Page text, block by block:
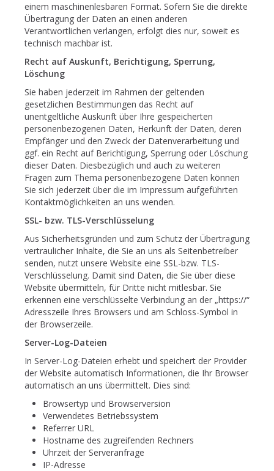
einem maschinenlesbaren Format. Sofern Sie die direkte
Übertragung der Daten an einen anderen
Verantwortlichen verlangen, erfolgt dies nur, soweit es
technisch machbar ist.
Recht auf Auskunft, Berichtigung, Sperrung,
Löschung
Sie haben jederzeit im Rahmen der geltenden
gesetzlichen Bestimmungen das Recht auf
unentgeltliche Auskunft über Ihre gespeicherten
personenbezogenen Daten, Herkunft der Daten, deren
Empfänger und den Zweck der Datenverarbeitung und
ggf. ein Recht auf Berichtigung, Sperrung oder Löschung
dieser Daten. Diesbezüglich und auch zu weiteren
Fragen zum Thema personenbezogene Daten können
Sie sich jederzeit über die im Impressum aufgeführten
Kontaktmöglichkeiten an uns wenden.
SSL- bzw. TLS-Verschlüsselung
Aus Sicherheitsgründen und zum Schutz der Übertragung
vertraulicher Inhalte, die Sie an uns als Seitenbetreiber
senden, nutzt unsere Website eine SSL-bzw. TLS-
Verschlüsselung. Damit sind Daten, die Sie über diese
Website übermitteln, für Dritte nicht mitlesbar. Sie
erkennen eine verschlüsselte Verbindung an der „https://“
Adresszeile Ihres Browsers und am Schloss-Symbol in
der Browserzeile.
Server-Log-Dateien
In Server-Log-Dateien erhebt und speichert der Provider
der Website automatisch Informationen, die Ihr Browser
automatisch an uns übermittelt. Dies sind:
Browsertyp und Browserversion
Verwendetes Betriebssystem
Referrer URL
Hostname des zugreifenden Rechners
Uhrzeit der Serveranfrage
IP-Adresse